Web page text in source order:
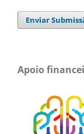
Enviar
Apoio